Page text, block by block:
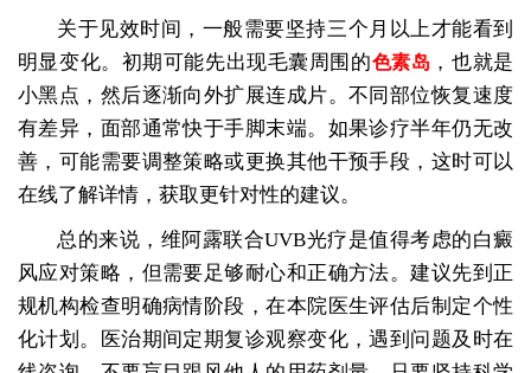
关于见效时间，一般需要坚持三个月以上才能看到
明显变化。初期可能先出现毛囊周围的色素岛 ，也就是
小黑点，然后逐渐向外扩展连成片。不同部位恢复速度
有差异，面部通常快于手脚末端。如果诊疗半年仍无改
善，可能需要调整策略或更换其他干预手段，这时可以
在线了解详情，获取更针对性的建议。
总的来说，维阿露联合UVB光疗是值得考虑的白癜
风应对策略，但需要足够耐心和正确方法。建议先到正
规机构检查明确病情阶段，在本院医生评估后制定个性
化计划。医治期间定期复诊观察变化，遇到问题及时在